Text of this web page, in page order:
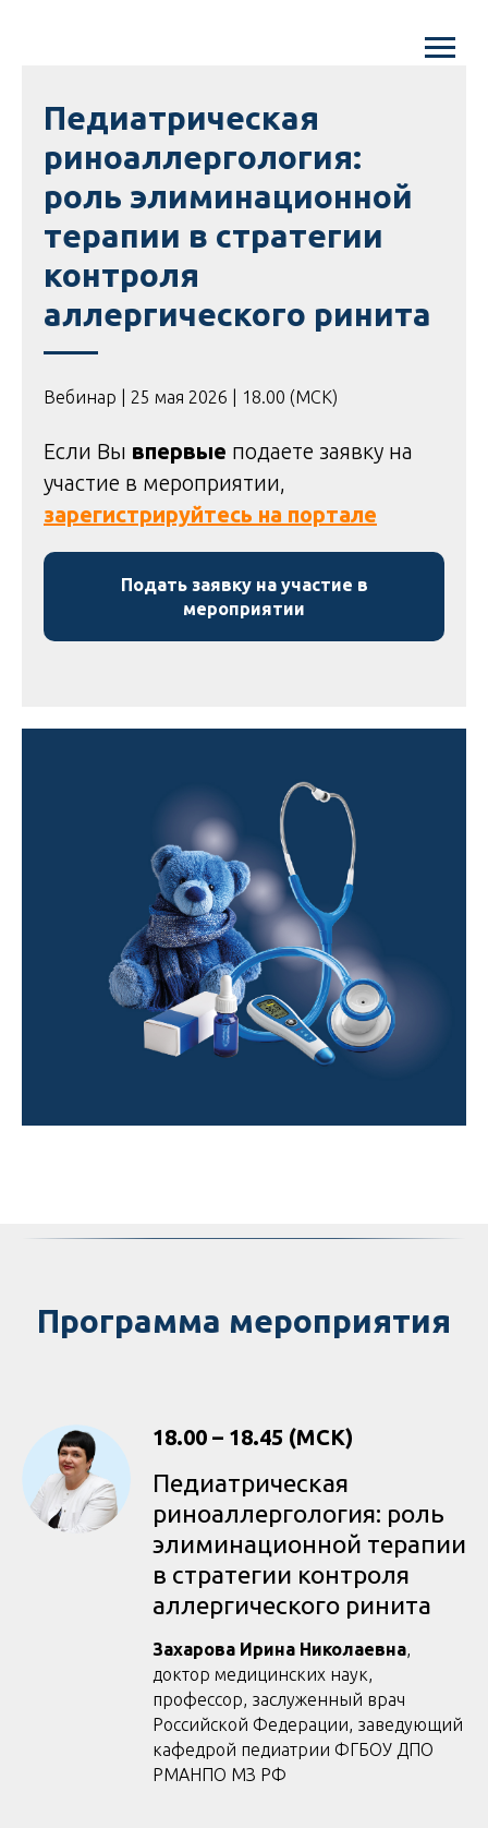
Педиатрическая
риноаллергология:
роль элиминационной
терапии в стратегии
контроля
аллергического ринита
Вебинар | 25 мая 2026 | 18.00 (МСК)
Если Вы впервые подаете заявку на
участие в мероприятии,
зарегистрируйтесь на портале
Подать заявку на участие в
мероприятии
Программа мероприятия
18.00 – 18.45 (МСК)
Педиатрическая
риноаллергология: роль
элиминационной терапии
в стратегии контроля
аллергического ринита
Захарова Ирина Николаевна,
доктор медицинских наук,
профессор, заслуженный врач
Российской Федерации, заведующий
кафедрой педиатрии ФГБОУ ДПО
РМАНПО МЗ РФ